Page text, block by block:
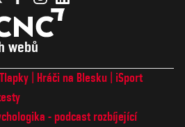
webů
Hráči na Blesku
iSport
- podcast rozbíjející